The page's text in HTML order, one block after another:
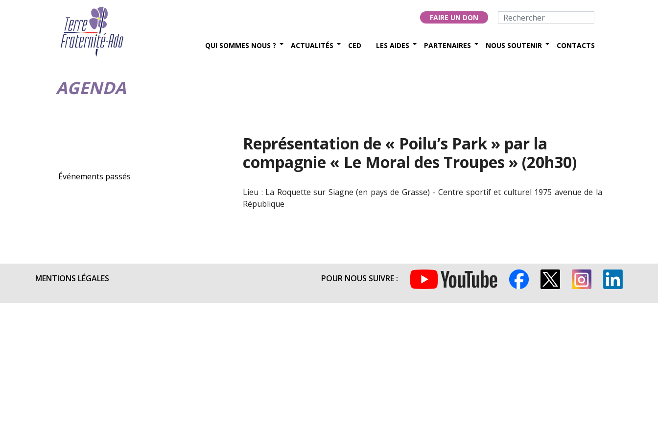
FAIRE UN DON
QUI SOMMES NOUS ? ACTUALITÉS CED LES AIDES PARTENAIRES NOUS SOUTENIR CONTACTS
AGENDA
Événements passés
Représentation de « Poilu’s Park » par la
compagnie « Le Moral des Troupes » (20h30)
Lieu : La Roquette sur Siagne (en pays de Grasse) - Centre sportif et culturel 1975 avenue de la
République
MENTIONS LÉGALES POUR NOUS SUIVRE :